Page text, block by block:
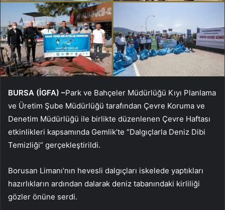
BURSA (İGFA) –Park ve Bahçeler Müdürlüğü Kıyı Planlama
ve Üretim Şube Müdürlüğü tarafından Çevre Koruma ve
Denetim Müdürlüğü ile birlikte düzenlenen Çevre Haftası
etkinlikleri kapsamında Gemlik’te “Dalgıçlarla Deniz Dibi
Temizliği” gerçekleştirildi.
Borusan Limanı’nın hevesli dalgıçları iskelede yaptıkları
hazırlıkların ardından dalarak deniz tabanındaki kirliliği
gözler önüne serdi.